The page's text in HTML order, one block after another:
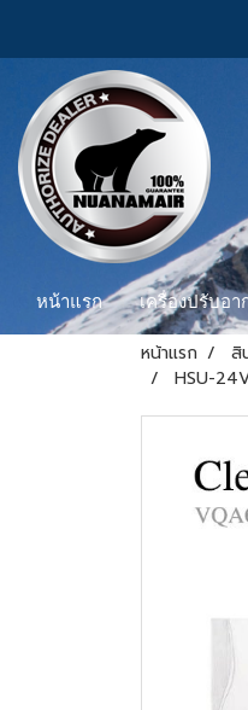
หน้าแรก เครื่องปรับอ
หน้าแรก สิ
HSU-